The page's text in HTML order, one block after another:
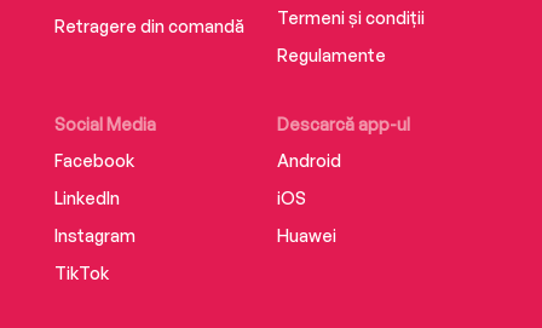
Retragere din comandă
Social Media
Facebook
LinkedIn
Instagram
TikTok
Descarcă app-ul
Android
iOS
Huawei
Termeni și condiții
Regulamente